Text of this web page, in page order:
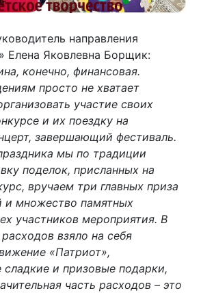
направления
Елена Яковлевна Борщик:
конечно, финансовая.
просто не хватает
участие своих
и их поездку на
завершающий фестиваль.
мы по традиции
поделок, присланных на
вручаем три главных приза
и множество памятных
участников мероприятия. В
взяло на себя
«Патриот»,
и призовые подарки,
часть расходов – это